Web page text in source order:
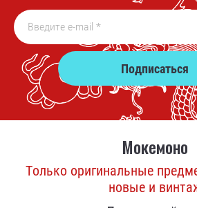
Подписаться
Мокемоно
Только оригинальные
новые и